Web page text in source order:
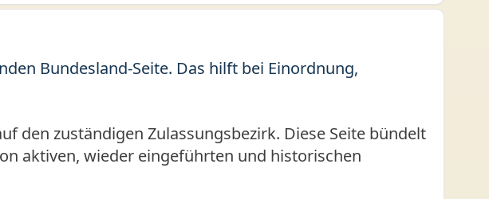
Bundesland-Seite. Das hilft bei Einordnung,
den zuständigen Zulassungsbezirk. Diese Seite bündelt
aktiven, wieder eingeführten und historischen